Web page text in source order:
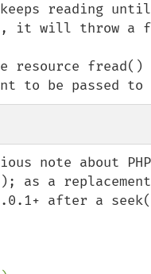
reading
it will throw a
fread()
to be passed
note about
as a
after a